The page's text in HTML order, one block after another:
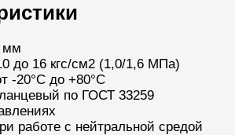
мм
до 16 кгс/см2 (1,0/1,6 МПа)
-20°C до +80°C
по ГОСТ 33259
работе с нейтральной средой